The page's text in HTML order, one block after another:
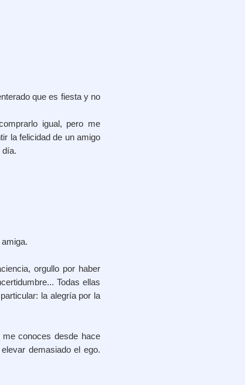
que es fiesta y no
igual, pero me
la felicidad de un amigo
día.
orgullo por haber
Todas ellas
la alegría por la
conoces desde hace
demasiado el ego.